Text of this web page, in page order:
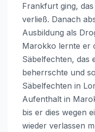
Frankfurt ging,
verließ. Danach
Ausbildung als
Marokko lernte er
Säbelfechten, das
beherrschte und
Säbelfechten in
Aufenthalt in
bis er dies wegen
wieder verlassen